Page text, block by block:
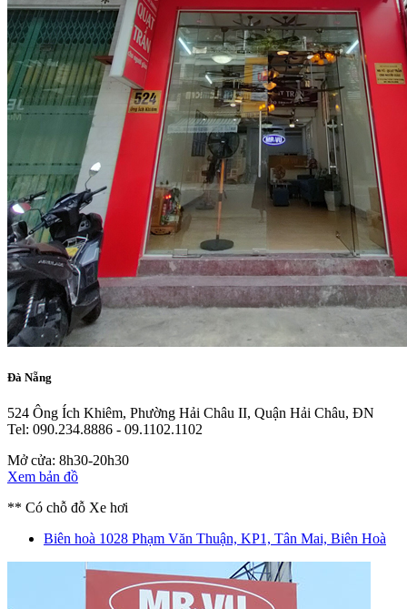
Đà Nẵng
524 Ông Ích Khiêm, Phường Hải Châu II, Quận Hải Châu, ĐN
Tel: 090.234.8886 - 09.1102.1102
Mở cửa: 8h30-20h30
Xem bản đồ
** Có chỗ đỗ Xe hơi
Biên hoà 1028 Phạm Văn Thuận, KP1, Tân Mai, Biên Hoà